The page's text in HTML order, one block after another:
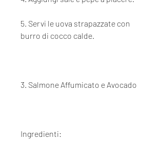
5. Servi le uova strapazzate con
burro di cocco calde.
3. Salmone Affumicato e Avocado
Ingredienti: